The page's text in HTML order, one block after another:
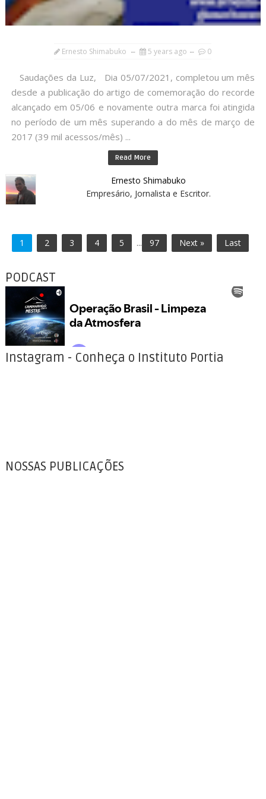
Ernesto Shimabuko 5 years ago 0
Saudações da Luz, Dia 05/07/2021, completou um mês
desde a publicação do artigo de comemoração do recorde
alcançado em 05/06 e novamente outra marca foi atingida
no período de um mês superando a do mês de março de
2017 (39 mil acessos/mês) ...
Read More
Ernesto Shimabuko
Empresário, Jornalista e Escritor.
1 2 3 4 5 ... 97 Next » Last
PODCAST
Instagram - Conheça o Instituto Portia
NOSSAS PUBLICAÇÕES